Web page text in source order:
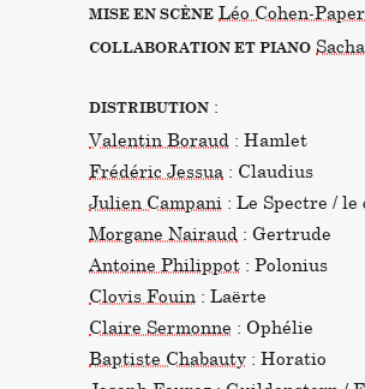
MISE EN SCÈNE Léo Cohen-
COLLABORATION ET PIANO
DISTRIBUTION :
Valentin Boraud : Hamlet
Frédéric Jessua : Claudius
Julien Campani : Le Spectre / le
Morgane Nairaud : Gertrude
Antoine Philippot : Polonius
Clovis Fouin : Laërte
Claire Sermonne : Ophélie
Baptiste Chabauty : Horatio